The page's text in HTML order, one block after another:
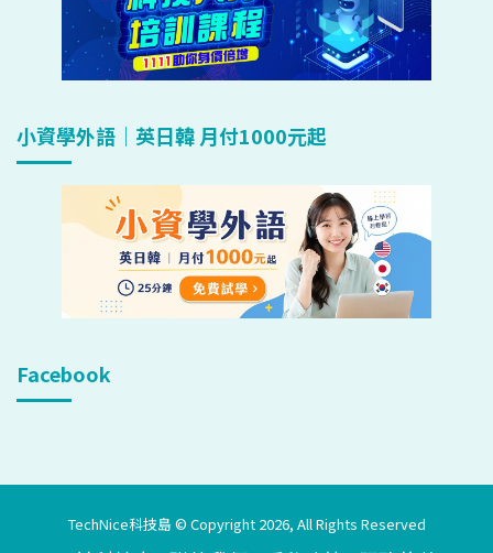
小資學外語｜英日韓 月付1000元起
Facebook
TechNice科技島 © Copyright 2026, All Rights Reserved